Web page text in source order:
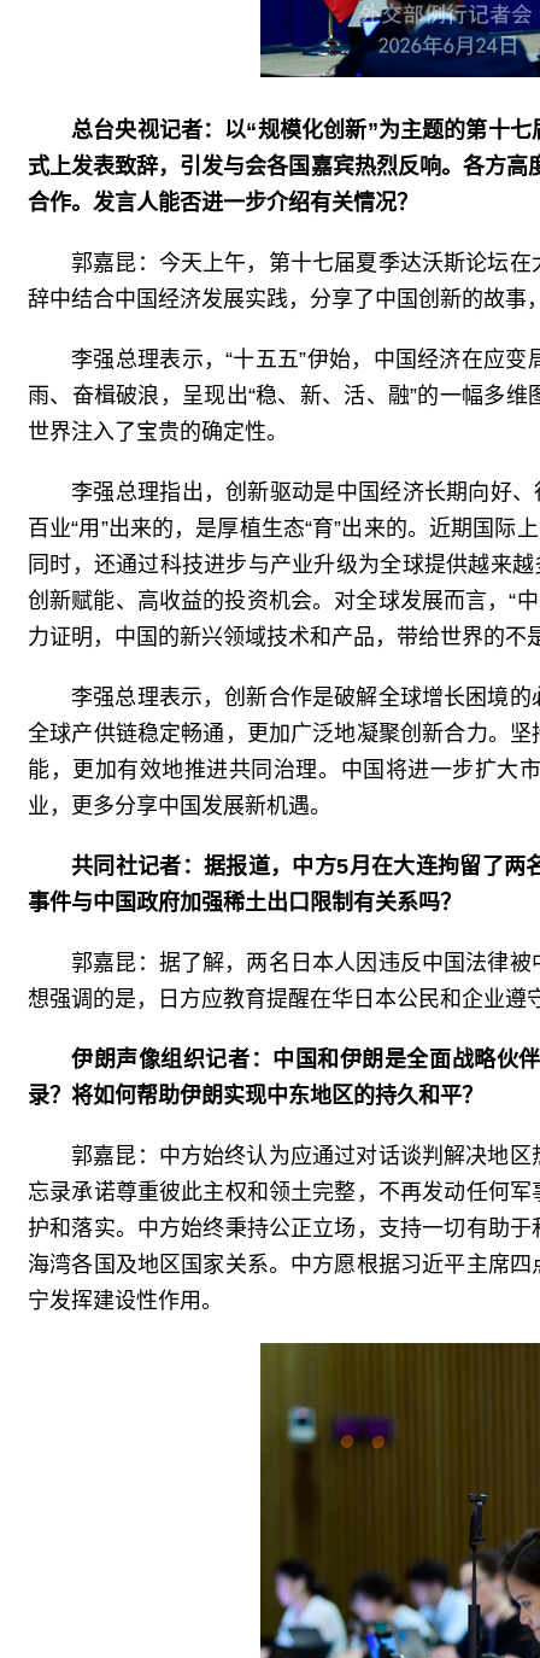
总台央视记者：以“规模化创新”为主题的第十
式上发表致辞，引发与会各国嘉宾热烈反响。各方
合作。发言人能否进一步介绍有关情况？
郭嘉昆：今天上午，第十七届夏季达沃斯论坛
辞中结合中国经济发展实践，分享了中国创新的故事
李强总理表示，“十五五”伊始，中国经济在应
雨、奋楫破浪，呈现出“稳、新、活、融”的一幅多
世界注入了宝贵的确定性。
李强总理指出，创新驱动是中国经济长期向好
百业“用”出来的，是厚植生态“育”出来的。近期国际
同时，还通过科技进步与产业升级为全球提供越来
创新赋能、高收益的投资机会。对全球发展而言，“
力证明，中国的新兴领域技术和产品，带给世界的
李强总理表示，创新合作是破解全球增长困境
全球产供链稳定畅通，更加广泛地凝聚创新合力。
能，更加有效地推进共同治理。中国将进一步扩大
业，更多分享中国发展新机遇。
共同社记者：据报道，中方5月在大连拘留了
事件与中国政府加强稀土出口限制有关系吗？
郭嘉昆：据了解，两名日本人因违反中国法律
想强调的是，日方应教育提醒在华日本公民和企业遵
伊朗声像组织记者：中国和伊朗是全面战略伙
录？将如何帮助伊朗实现中东地区的持久和平？
郭嘉昆：中方始终认为应通过对话谈判解决地
忘录承诺尊重彼此主权和领土完整，不再发动任何
护和落实。中方始终秉持公正立场，支持一切有助
海湾各国及地区国家关系。中方愿根据习近平主席
宁发挥建设性作用。